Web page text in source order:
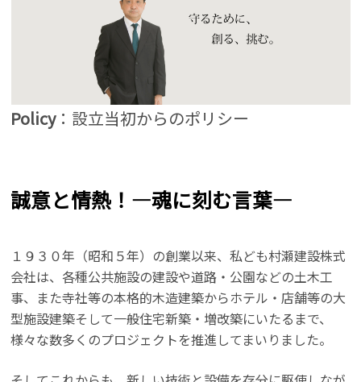
Policy：設立当初からのポリシー
誠意と情熱！―魂に刻む言葉―
１９３０年（昭和５年）の創業以来、私ども村瀬建設株式
会社は、各種公共施設の建設や道路・公園などの土木工
事、また寺社等の本格的木造建築からホテル・店舗等の大
型施設建築そして一般住宅新築・増改築にいたるまで、
様々な数多くのプロジェクトを推進してまいりました。